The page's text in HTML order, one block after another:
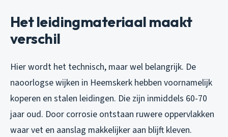
Het leidingmateriaal maakt
verschil
Hier wordt het technisch, maar wel belangrijk. De
naoorlogse wijken in Heemskerk hebben voornamelijk
koperen en stalen leidingen. Die zijn inmiddels 60-70
jaar oud. Door corrosie ontstaan ruwere oppervlakken
waar vet en aanslag makkelijker aan blijft kleven.